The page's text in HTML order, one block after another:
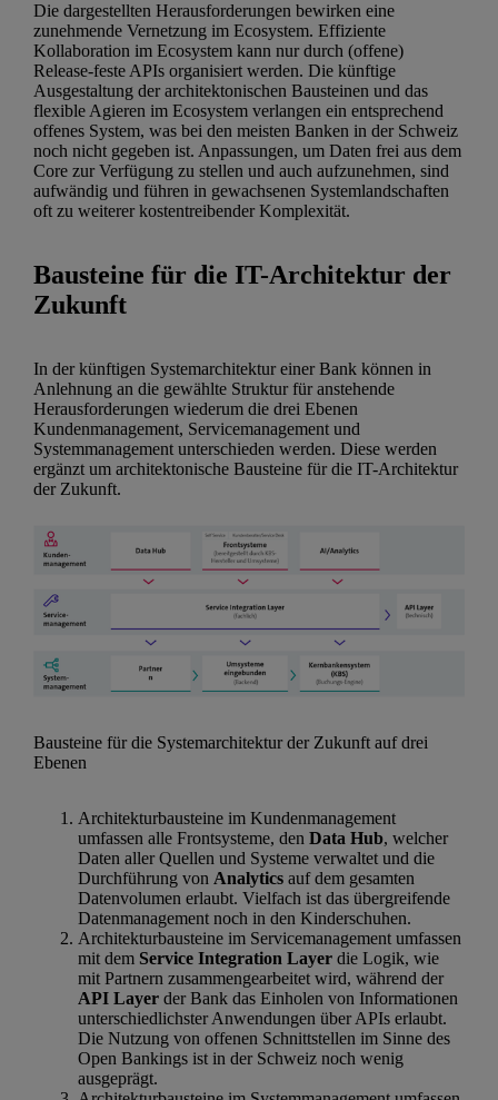
Die dargestellten Herausforderungen bewirken eine
zunehmende Vernetzung im Ecosystem. Effiziente
Kollaboration im Ecosystem kann nur durch (offene)
Release-feste APIs organisiert werden. Die künftige
Ausgestaltung der architektonischen Bausteinen und das
flexible Agieren im Ecosystem verlangen ein entsprechend
offenes System, was bei den meisten Banken in der Schweiz
noch nicht gegeben ist. Anpassungen, um Daten frei aus dem
Core zur Verfügung zu stellen und auch aufzunehmen, sind
aufwändig und führen in gewachsenen Systemlandschaften
oft zu weiterer kostentreibender Komplexität.
Bausteine für die IT-Architektur der
Zukunft
In der künftigen Systemarchitektur einer Bank können in
Anlehnung an die gewählte Struktur für anstehende
Herausforderungen wiederum die drei Ebenen
Kundenmanagement, Servicemanagement und
Systemmanagement unterschieden werden. Diese werden
ergänzt um architektonische Bausteine für die IT-Architektur
der Zukunft.
Bausteine für die Systemarchitektur der Zukunft auf drei
Ebenen
Architekturbausteine im Kundenmanagement
umfassen alle Frontsysteme, den Data Hub, welcher
Daten aller Quellen und Systeme verwaltet und die
Durchführung von Analytics auf dem gesamten
Datenvolumen erlaubt. Vielfach ist das übergreifende
Datenmanagement noch in den Kinderschuhen.
Architekturbausteine im Servicemanagement umfassen
mit dem Service Integration Layer die Logik, wie
mit Partnern zusammengearbeitet wird, während der
API Layer der Bank das Einholen von Informationen
unterschiedlichster Anwendungen über APIs erlaubt.
Die Nutzung von offenen Schnittstellen im Sinne des
Open Bankings ist in der Schweiz noch wenig
ausgeprägt.